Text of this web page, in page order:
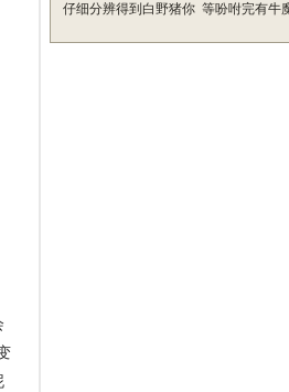
仔细分辨得到白野猪你 等吩咐完有牛